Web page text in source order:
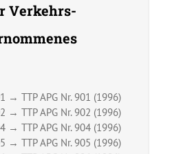
Verkehrs-
→ TTP APG Nr. 901 (1996)
→ TTP APG Nr. 902 (1996)
→ TTP APG Nr. 904 (1996)
→ TTP APG Nr. 905 (1996)